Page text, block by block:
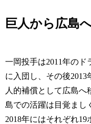
巨人から広島
一岡投手は2011年のド
に入団し、その後2013
人的補償として広島へ
島での活躍は目覚まし
2018年にはそれぞれ19